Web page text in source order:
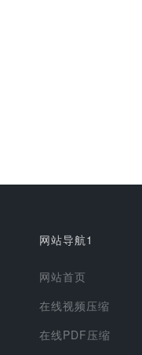
网站导航1
网站首页
在线视频压缩
在线PDF压缩